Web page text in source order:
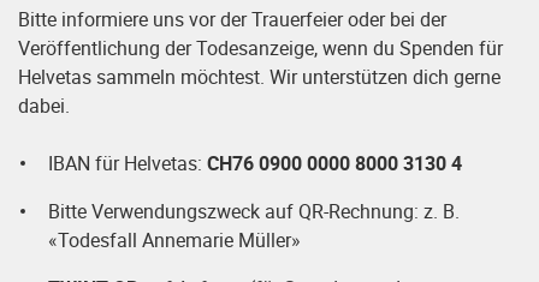
Bitte informiere uns vor der Trauerfeier oder bei der
Veröffentlichung der Todesanzeige, wenn du Spenden für
Helvetas sammeln möchtest. Wir unterstützen dich gerne
dabei.
IBAN für Helvetas: CH76 0900 0000 8000 3130 4
Bitte Verwendungszweck auf QR-Rechnung: z. B.
«Todesfall Annemarie Müller»